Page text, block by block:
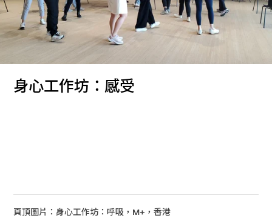
身心工作坊：感受
頁頂圖片：身心工作坊：呼吸，M+，香港